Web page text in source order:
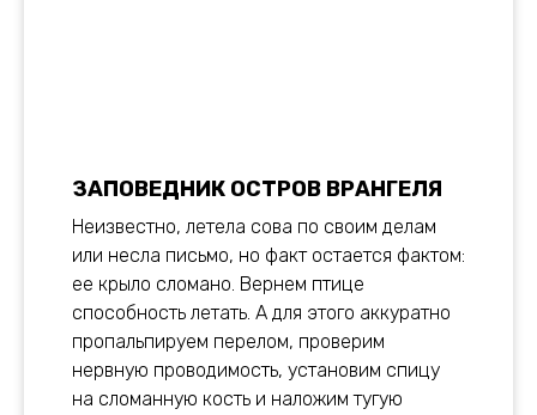
ЗАПОВЕДНИК ОСТРОВ ВРАНГЕЛЯ
Неизвестно, летела сова по своим делам
или несла письмо, но факт остается фактом:
ее крыло сломано. Вернем птице
способность летать. А для этого аккуратно
пропальпируем перелом, проверим
нервную проводимость, установим спицу
на сломанную кость и наложим тугую